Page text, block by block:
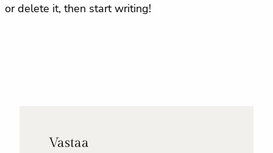
or delete it, then start writing!
Vastaa